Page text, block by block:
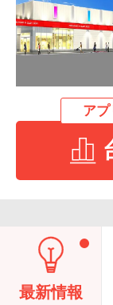
ア
最新情報